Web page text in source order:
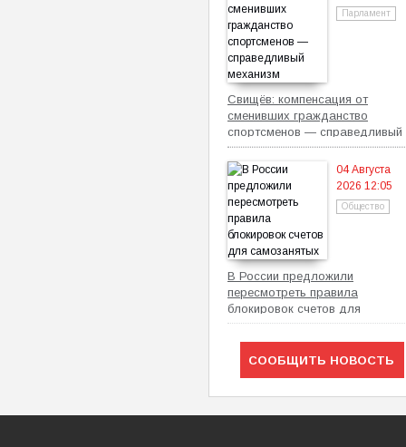
Парламент
Свищёв: компенсация от
сменивших гражданство
спортсменов — справедливый
механизм
04 Августа
2026 12:05
Общество
В России предложили
пересмотреть правила
блокировок счетов для
самозанятых
СООБЩИТЬ НОВОСТЬ